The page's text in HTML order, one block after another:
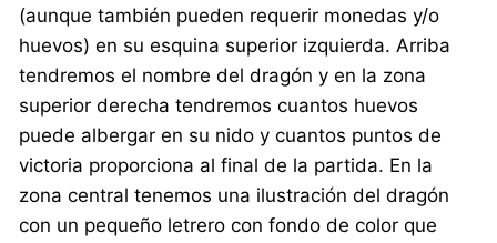
(aunque también pueden requerir monedas y/o
huevos) en su esquina superior izquierda. Arriba
tendremos el nombre del dragón y en la zona
superior derecha tendremos cuantos huevos
puede albergar en su nido y cuantos puntos de
victoria proporciona al final de la partida. En la
zona central tenemos una ilustración del dragón
con un pequeño letrero con fondo de color que